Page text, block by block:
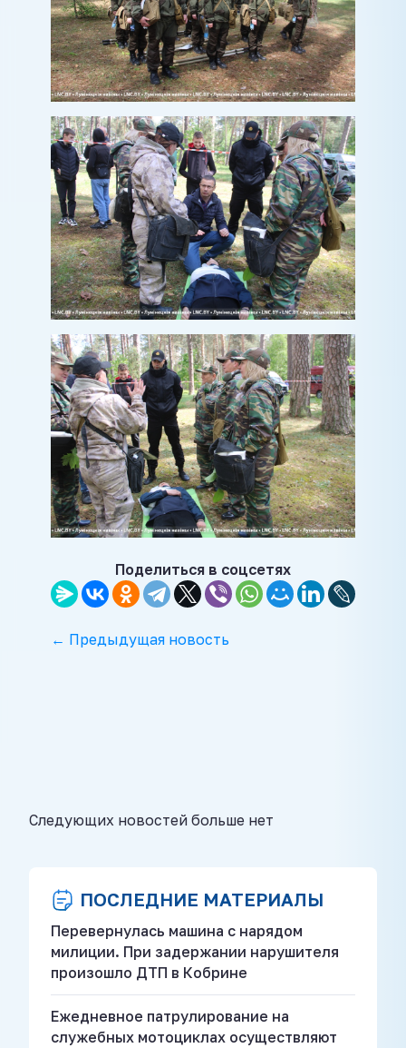
Поделиться в соцсетях
← Предыдущая новость
Следующих новостей больше нет
ПОСЛЕДНИЕ МАТЕРИАЛЫ
Перевернулась машина с нарядом
милиции. При задержании нарушителя
произошло ДТП в Кобрине
Ежедневное патрулирование на
служебных мотоциклах осуществляют